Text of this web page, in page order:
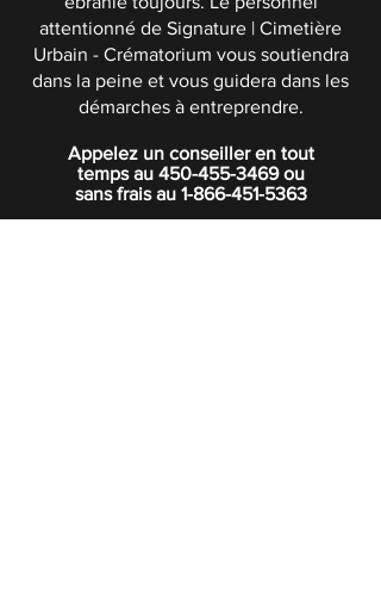
attentionné de Signature | Cimetière
Urbain - Crématorium vous soutiendra
dans la peine et vous guidera dans les
démarches à entreprendre.
Appelez un conseiller en tout
temps au 450-455-3469ou
sans frais au 1-866-451-5363